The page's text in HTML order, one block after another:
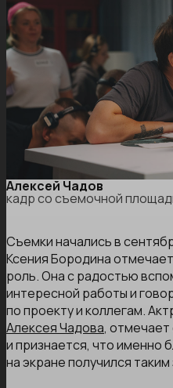
Алексей Чадов
кадр со съемочной
Съемки начались в
Ксения Бородина
роль. Она с радостью
интересной работы и
по проекту и коллегам.
Алексея Чадова,
и признается, что именно
на экране получился